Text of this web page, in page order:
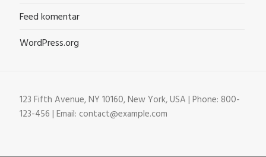
Feed komentar
WordPress.org
123 Fifth Avenue, NY 10160, New York, USA | Phone: 800-
123-456 | Email: contact@example.com